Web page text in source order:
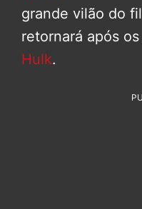
grande vilão do
retornará após
Hulk.